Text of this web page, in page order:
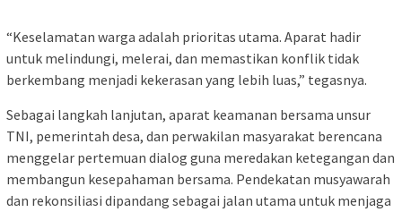
“Keselamatan warga adalah prioritas utama. Aparat hadir
untuk melindungi, melerai, dan memastikan konflik tidak
berkembang menjadi kekerasan yang lebih luas,” tegasnya.
Sebagai langkah lanjutan, aparat keamanan bersama unsur
TNI, pemerintah desa, dan perwakilan masyarakat berencana
menggelar pertemuan dialog guna meredakan ketegangan dan
membangun kesepahaman bersama. Pendekatan musyawarah
dan rekonsiliasi dipandang sebagai jalan utama untuk menjaga